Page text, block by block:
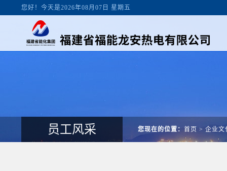
您好！今天是2026年08月07日 星期五
员工风采 您现在的位置： 首页 > 企业文